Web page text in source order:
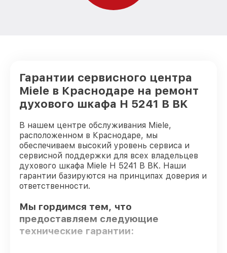
Гарантии сервисного центра
Miele в Краснодаре на ремонт
духового шкафа H 5241 B BK
В нашем центре обслуживания Miele,
расположенном в Краснодаре, мы
обеспечиваем высокий уровень сервиса и
сервисной поддержки для всех владельцев
духового шкафа Miele H 5241 B BK. Наши
гарантии базируются на принципах доверия и
ответственности.
Мы гордимся тем, что
предоставляем следующие
технические гарантии: